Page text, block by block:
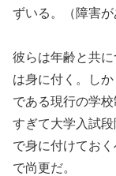
ずいる。（障害が
彼らは年齢と共
は身に付く。し
である現行の学
すぎて大学入試
で身に付けてお
で尚更だ。